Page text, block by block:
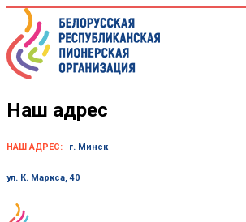
Skip
content
Наш адрес
НАШ АДРЕС: г. Минск
ул. К. Маркса, 40